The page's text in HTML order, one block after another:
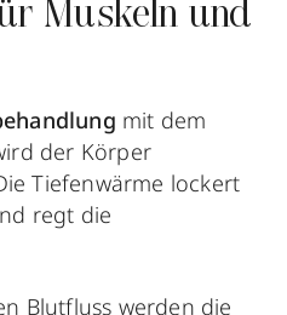
Muskeln und
mit dem
der Körper
Tiefenwärme lockert
regt die
Blutfluss werden die